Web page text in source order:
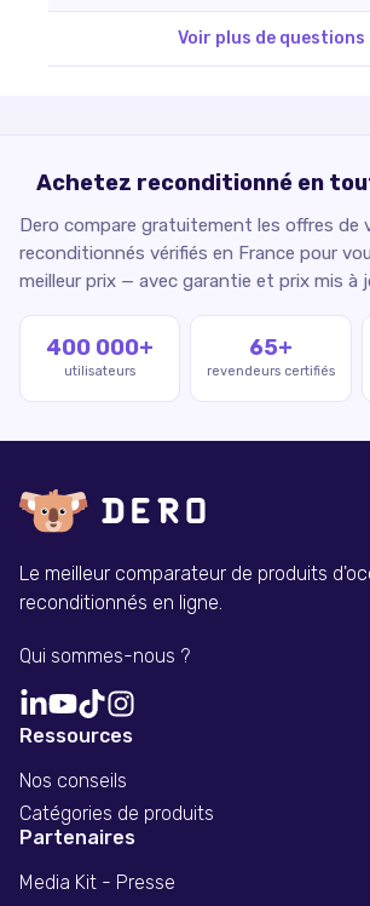
Voir plus de questions
Achetez reconditionné en
Dero compare gratuitement les offres de
reconditionnés vérifiés en France pour
meilleur prix — avec garantie et prix mis à
400 000+
utilisateurs
65+
revendeurs certifiés
Le meilleur comparateur de produits
reconditionnés en ligne.
Qui sommes-nous ?
Ressources
Nos conseils
Catégories de produits
Partenaires
Media Kit - Presse